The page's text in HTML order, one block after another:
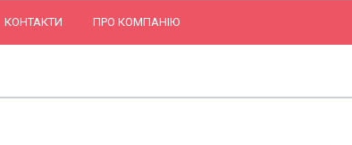
КОНТАКТИ ПРО КОМПАНІЮ